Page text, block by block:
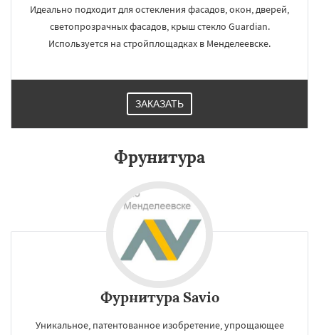
Работаем по
регионам
×
Нахабино
Некрасовское Обухово Октябрьский
Северный Софрино
Уваровка
Удельная
Шаховская
Идеально подходит для остекления фасадов, окон, дверей,
светопрозрачных фасадов, крыш стекло Guardian.
Используется на стройплощадках в Менделеевске.
ЗАКАЗАТЬ
Фрунитура
Фурнитура Savio
Уникальное, патентованное изобретение, упрощающее
УЗНАТЬ ПОДРОБНЕЕ ×